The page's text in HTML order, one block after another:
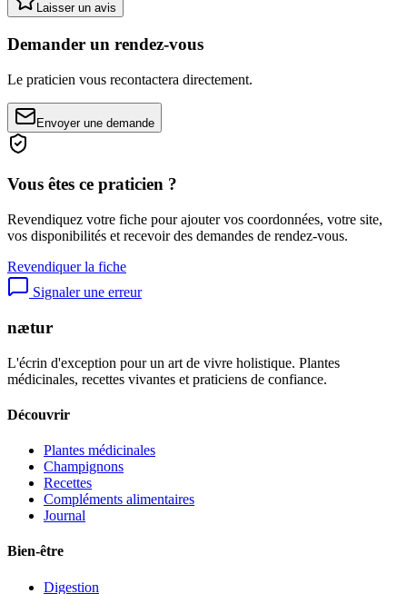
Laisser un avis
Demander un rendez-vous
Le praticien vous recontactera directement.
Envoyer une demande
Vous êtes ce praticien ?
Revendiquez votre fiche pour ajouter vos coordonnées, votre site,
vos disponibilités et recevoir des demandes de rendez-vous.
Revendiquer la fiche
Signaler une erreur
nætur
L'écrin d'exception pour un art de vivre holistique. Plantes
médicinales, recettes vivantes et praticiens de confiance.
Découvrir
Plantes médicinales
Champignons
Recettes
Compléments alimentaires
Journal
Bien-être
Digestion